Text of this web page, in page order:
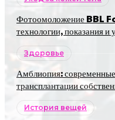
Фотоомоложение BBL
технологии, показания и
Здоровье
Амблиопия:
трансплантации
История вещей